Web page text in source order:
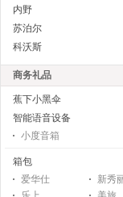
内野
苏泊尔
科沃斯
商务礼品
蕉下小黑伞
智能语音设备
小度音箱
箱包
爱华仕
新秀